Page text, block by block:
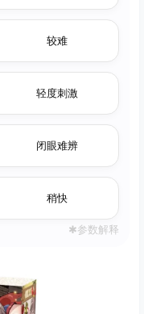
较难
轻度刺激
闭眼难辨
稍快
✱参数解释